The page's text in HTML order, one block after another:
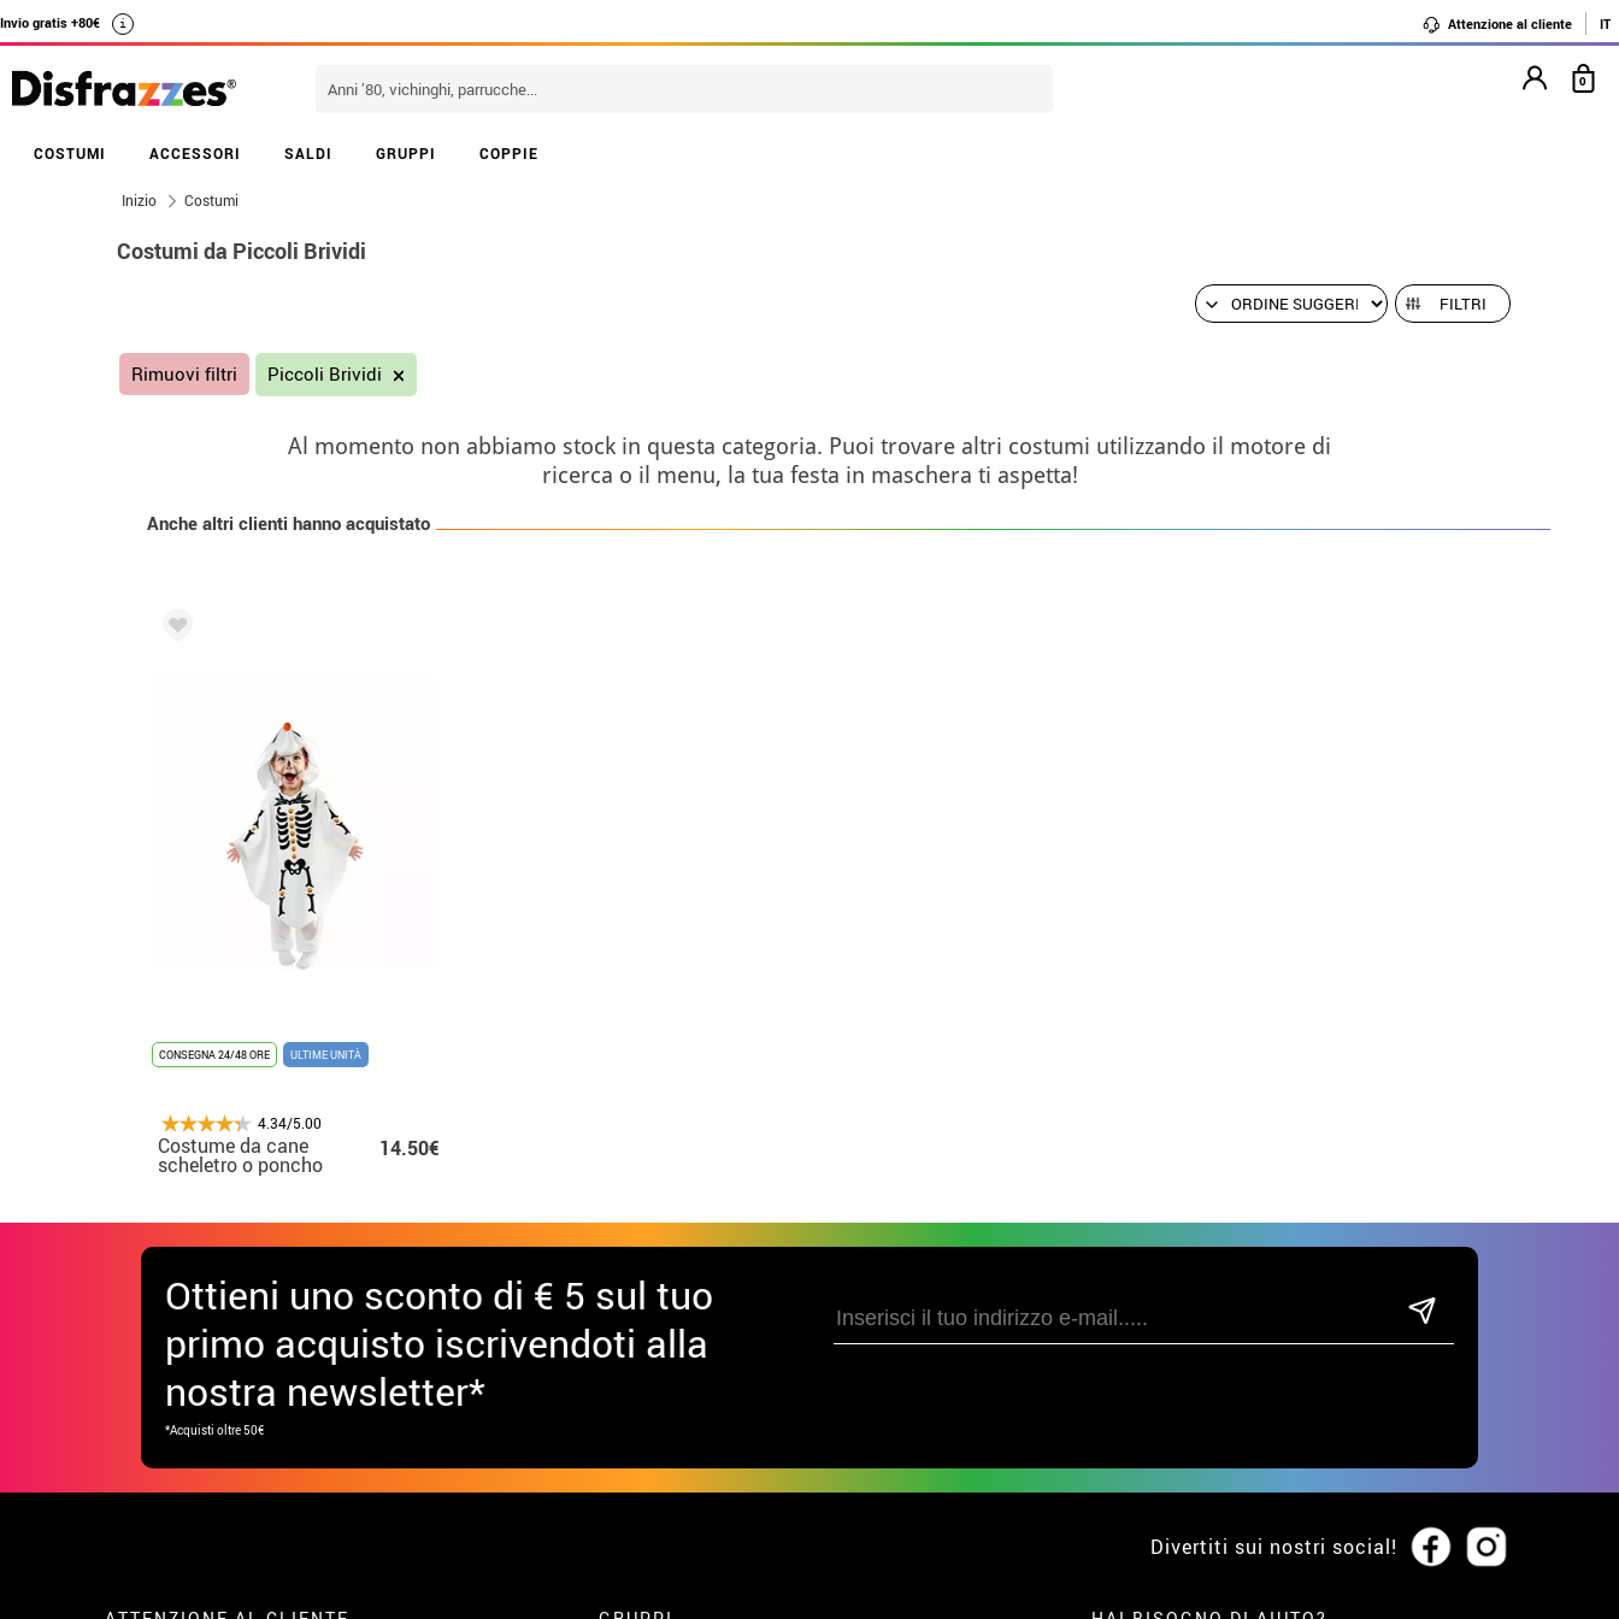
Invio gratis +80€ i Attenzione al cliente IT
COSTUMI ACCESSORI SALDI GRUPPI COPPIE
0
Inizio Costumi
Costumi da Piccoli Brividi
FILTRI
Rimuovi filtri Piccoli Brividi
Al momento non abbiamo stock in questa categoria. Puoi trovare altri costumi utilizzando il motore di
ricerca o il menu, la tua festa in maschera ti aspetta!
Anche altri clienti hanno acquistato
CONSEGNA 24/48 ORE ULTIME UNITÀ
4.34/5.00
Costume da cane
scheletro o poncho
per neonato
14.50€
Ottieni uno sconto di € 5 sul tuo
primo acquisto iscrivendoti alla
nostra newsletter*
*Acquisti oltre 50€
Divertiti sui nostri social!